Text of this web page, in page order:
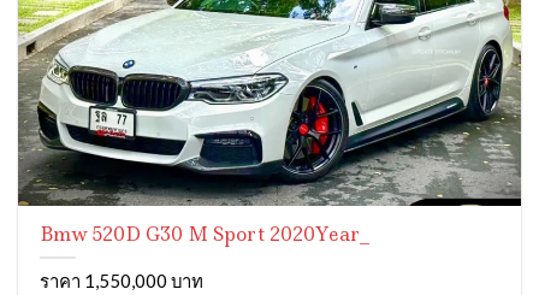
Bmw 520D G30 M Sport 2020Year_
ราคา 1,550,000 บาท